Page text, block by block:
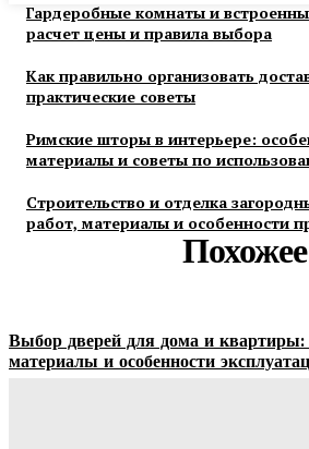
Гардеробные комнаты и
расчет цены и правила выбора
Как правильно организовать
практические советы
Римские шторы в интерьере:
материалы и советы по
Строительство и отделка
работ, материалы и особенности
Похожее
Выбор дверей для дома и квартиры:
материалы и особенности